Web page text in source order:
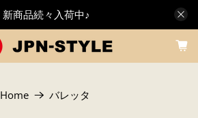
新商品続々入荷中♪
Home バレッタ